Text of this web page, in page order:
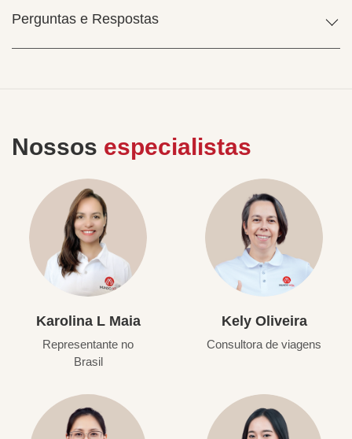
Perguntas e Respostas
Nossos especialistas
Karolina L Maia
Representante no
Brasil
Kely Oliveira
Consultora de viagens